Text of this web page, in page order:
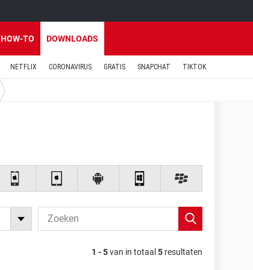
HOW-TO DOWNLOADS
NETFLIX CORONAVIRUS GRATIS SNAPCHAT TIKTOK
1 - 5van in totaal5 resultaten